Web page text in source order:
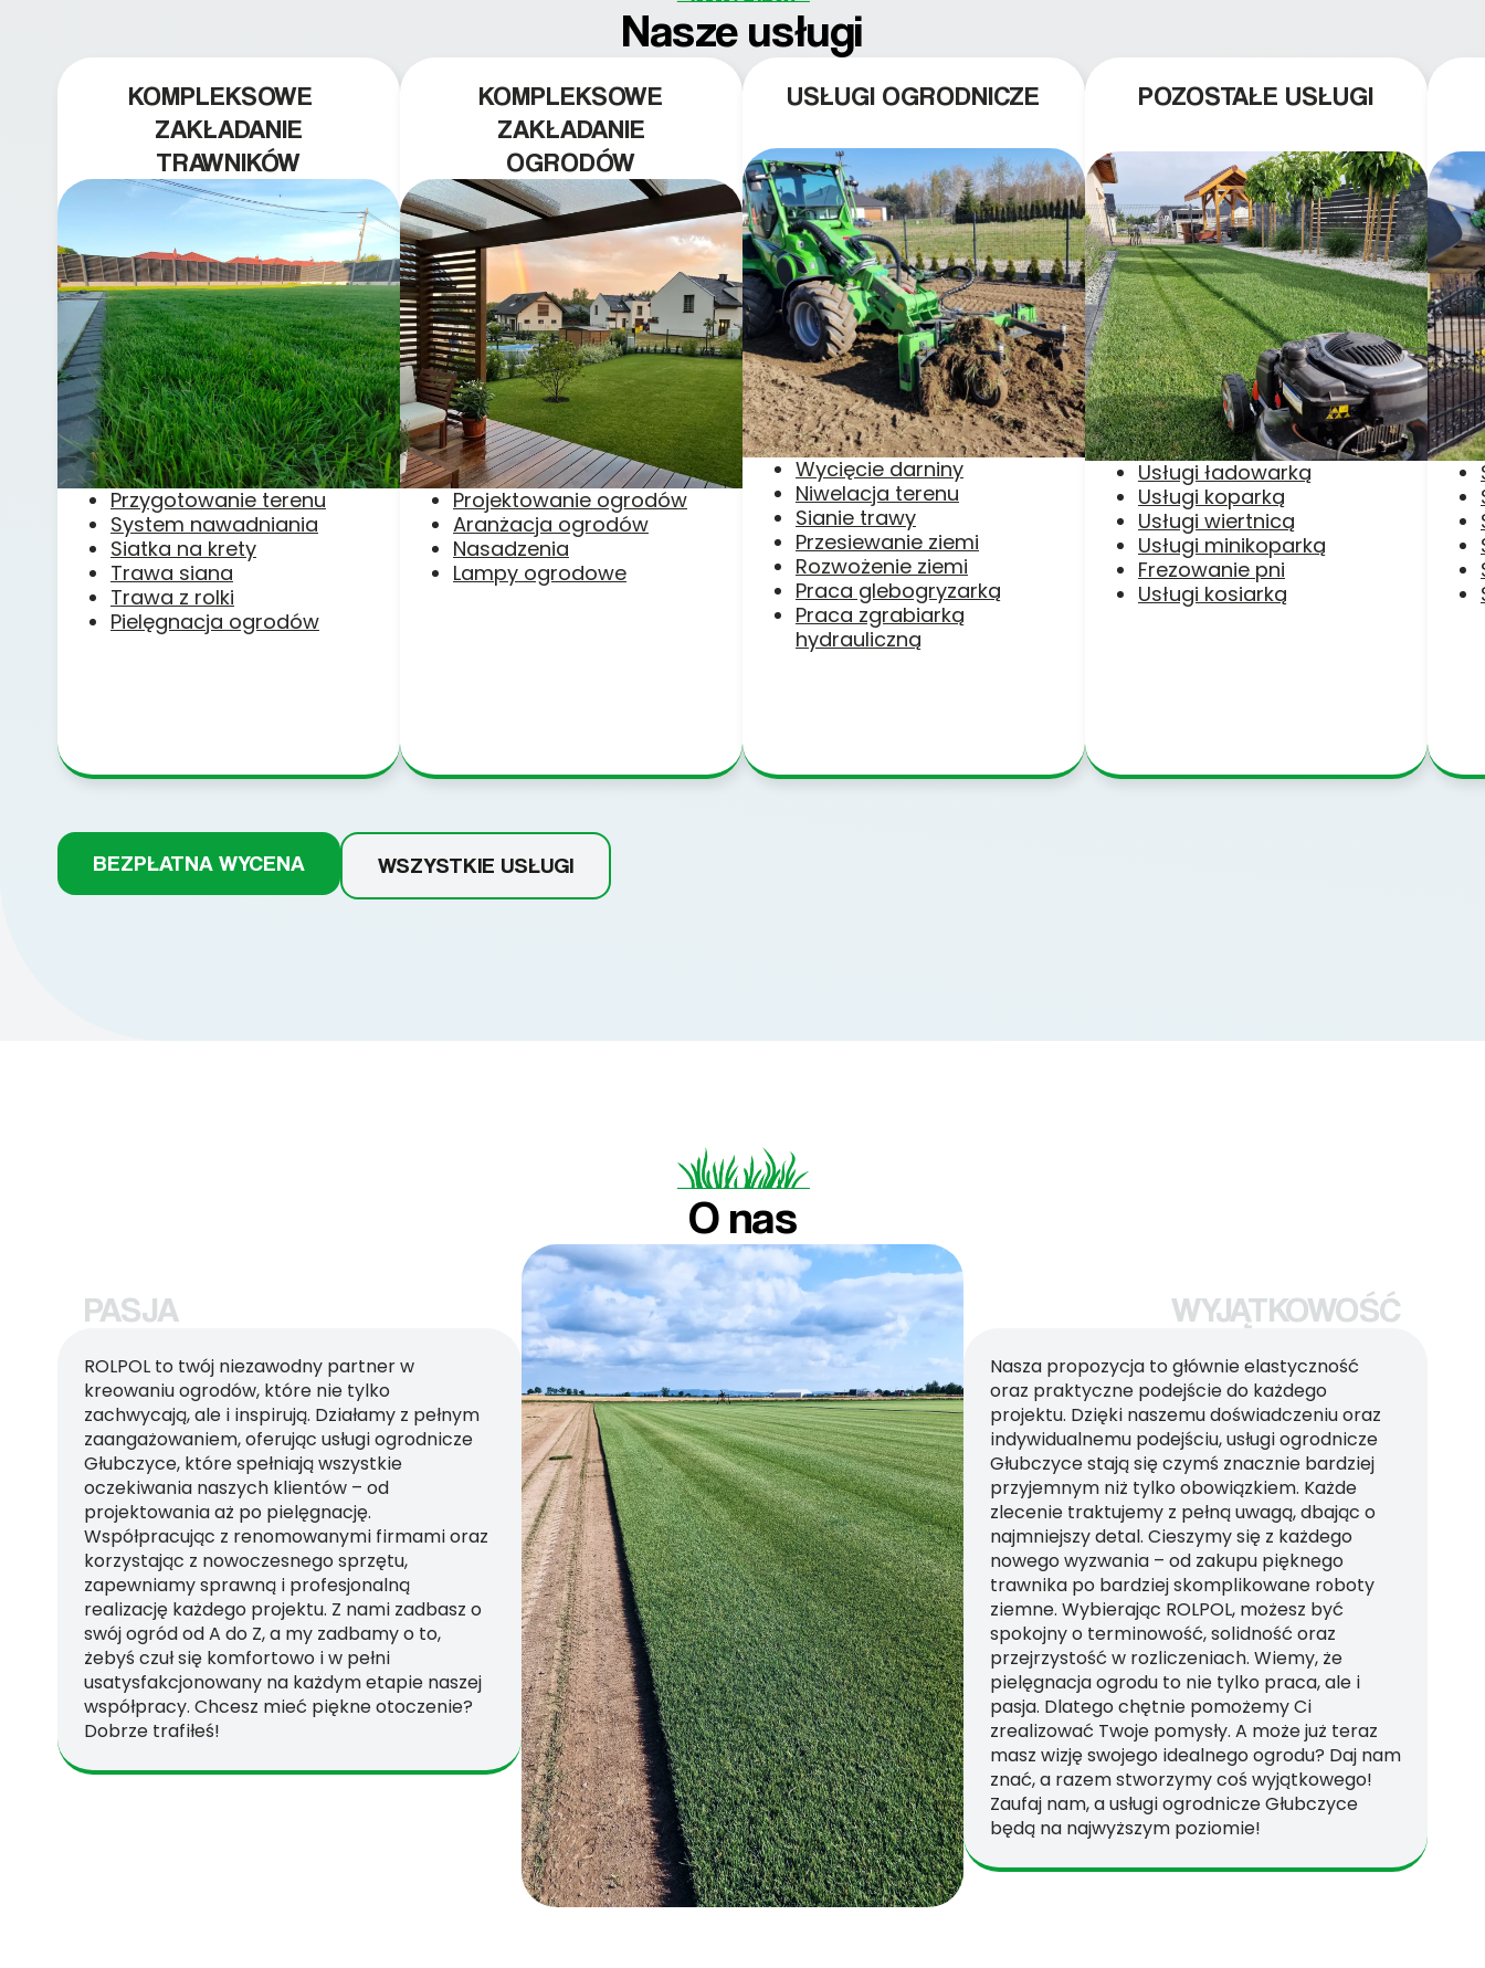
Nasze usługi
KOMPLEKSOWE
ZAKŁADANIE
TRAWNIKÓW
Przygotowanie terenu
System nawadniania
Siatka na krety
Trawa siana
Trawa z rolki
Pielęgnacja ogrodów
KOMPLEKSOWE
ZAKŁADANIE
OGRODÓW
Projektowanie ogrodów
Aranżacja ogrodów
Nasadzenia
Lampy ogrodowe
USŁUGI OGRODNICZE
Wycięcie darniny
Niwelacja terenu
Sianie trawy
Przesiewanie ziemi
Rozwożenie ziemi
Praca glebogryzarką
Praca zgrabiarką
hydrauliczną
POZOSTAŁE USŁUGI
Usługi ładowarką
Usługi koparką
Usługi wiertnicą
Usługi minikoparką
Frezowanie pni
Usługi kosiarką
BEZPŁATNA WYCENA WSZYSTKIE USŁUGI
O nas
PASJA
ROLPOL to twój niezawodny partner w
kreowaniu ogrodów, które nie tylko
zachwycają, ale i inspirują. Działamy z pełnym
zaangażowaniem, oferując usługi ogrodnicze
Głubczyce, które spełniają wszystkie
oczekiwania naszych klientów – od
projektowania aż po pielęgnację.
Współpracując z renomowanymi firmami oraz
korzystając z nowoczesnego sprzętu,
zapewniamy sprawną i profesjonalną
realizację każdego projektu. Z nami zadbasz o
swój ogród od A do Z, a my zadbamy o to,
żebyś czuł się komfortowo i w pełni
usatysfakcjonowany na każdym etapie naszej
współpracy. Chcesz mieć piękne otoczenie?
Dobrze trafiłeś!
WYJĄTKOWOŚĆ
Nasza propozycja to głównie elastyczność
oraz praktyczne podejście do każdego
projektu. Dzięki naszemu doświadczeniu oraz
indywidualnemu podejściu, usługi ogrodnicze
Głubczyce stają się czymś znacznie bardziej
przyjemnym niż tylko obowiązkiem. Każde
zlecenie traktujemy z pełną uwagą, dbając o
najmniejszy detal. Cieszymy się z każdego
nowego wyzwania – od zakupu pięknego
trawnika po bardziej skomplikowane roboty
ziemne. Wybierając ROLPOL, możesz być
spokojny o terminowość, solidność oraz
przejrzystość w rozliczeniach. Wiemy, że
pielęgnacja ogrodu to nie tylko praca, ale i
pasja. Dlatego chętnie pomożemy Ci
zrealizować Twoje pomysły. A może już teraz
masz wizję swojego idealnego ogrodu? Daj nam
znać, a razem stworzymy coś wyjątkowego!
Zaufaj nam, a usługi ogrodnicze Głubczyce
będą na najwyższym poziomie!